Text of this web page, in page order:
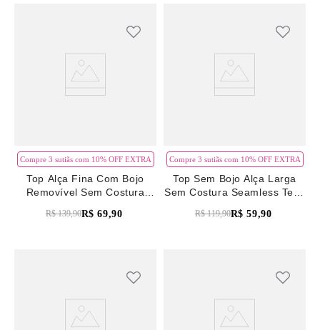
Compre 3 sutiãs com 10% OFF EXTRA
Top Alça Fina Com Bojo
Removível Sem Costura
R$ 139,90R$ 69,90
Compre 3 sutiãs com 10% OFF EXTRA
Top Sem Bojo Alça Larga
Sem Costura Seamless Tech
R$ 119,90R$ 59,90